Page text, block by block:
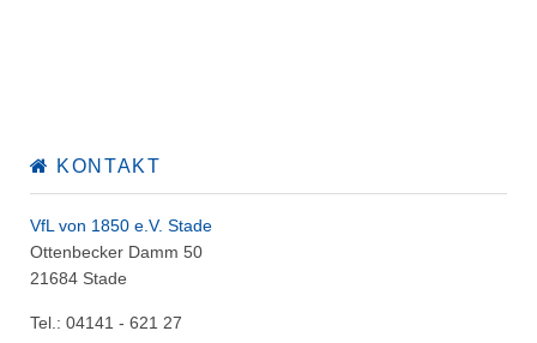
KONTAKT
VfL von 1850 e.V. Stade
Ottenbecker Damm 50
21684 Stade
Tel.: 04141 - 621 27